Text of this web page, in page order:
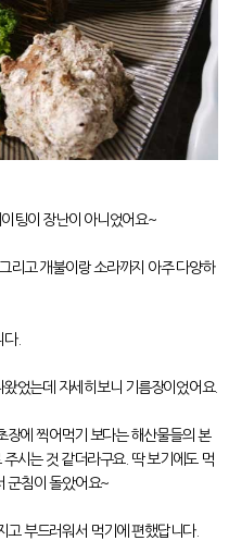
팅이 장난이 아니었어요~
리고 개불이랑 소라까지 아주 다양하
다.
었는데 자세히보니 기름장이었어요.
장에 찍어먹기 보다는 해산물들의 본
시는 것 같더라구요. 딱 보기에도 먹
군침이 돌았어요~
고 부드러워서 먹기에 편했답니다.